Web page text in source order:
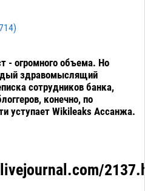
)
- огромного объема. Но
здравомыслящий
сотрудников банка,
конечно, по
уступает Wikileaks Ассанжа.